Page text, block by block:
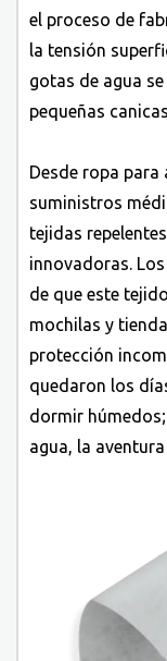
el proceso de
la tensión
gotas de agua
pequeñas
Desde ropa
suministros
tejidas
innovadoras.
de que este
mochilas y
protección
quedaron los
dormir
agua, la